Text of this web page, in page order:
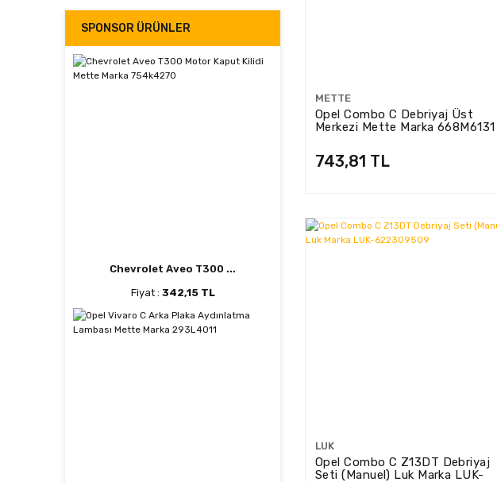
Psa (1)
Sachs (1)
SPONSOR ÜRÜNLER
Chevrolet Aveo T300 ...
Fiyat : 342,15 TL
METTE
Opel Combo C Debriyaj Üst
Merkezi Mette Marka 668M6131
743,81 TL
LUK
Opel Combo C Z13DT Debriyaj
Seti (Manuel) Luk Marka LUK-